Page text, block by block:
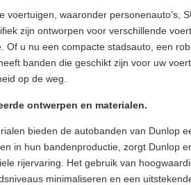
waaronder personenauto’s,
zijn ontworpen voor verschillende
Of u nu een compacte stadsauto, een
banden die geschikt zijn voor uw
op de weg.
ontwerpen en materialen.
bieden de autobanden van Dunlop
in hun bandenproductie, zorgt Dunlop
rijervaring. Het gebruik van
minimaliseren en een